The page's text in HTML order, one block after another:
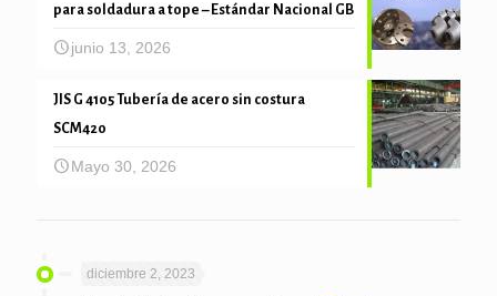
para soldadura a tope – Estándar Nacional GB
junio 13, 2026
JIS G 4105 Tubería de acero sin costura
SCM420
Mayo 30, 2026
diciembre 2, 2023